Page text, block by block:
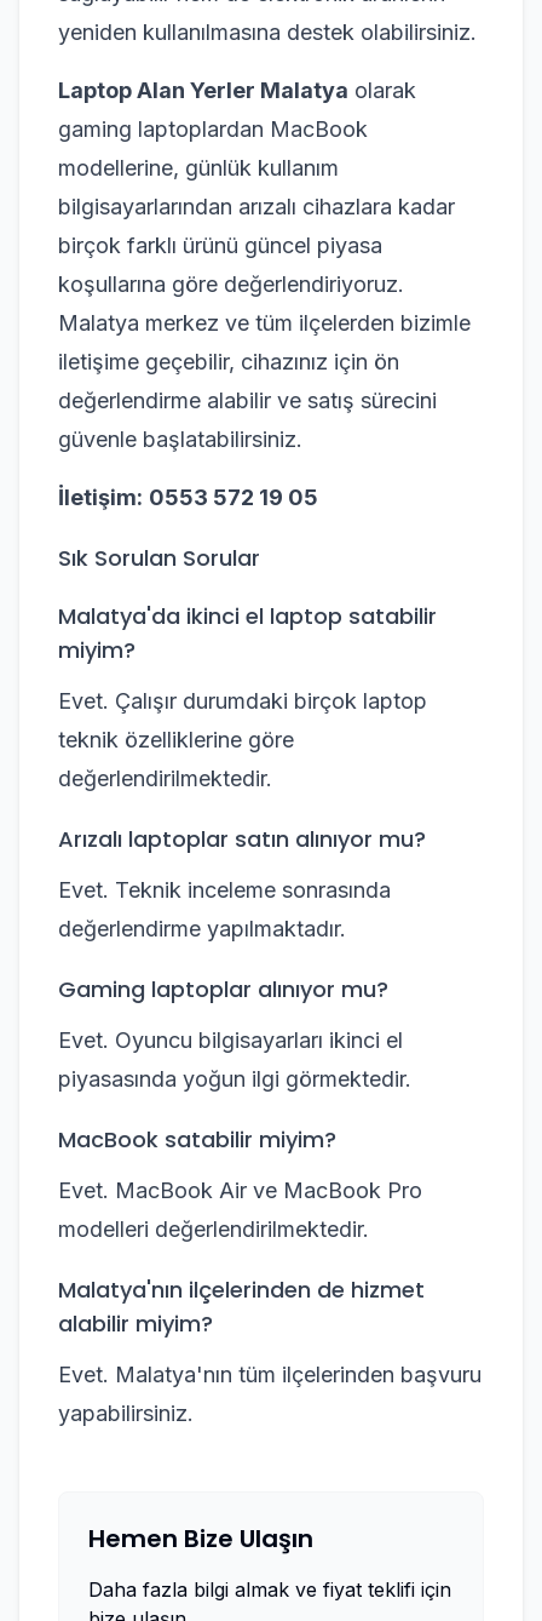
yeniden kullanılmasına destek olabilirsiniz.
Laptop Alan Yerler Malatya olarak
gaming laptoplardan MacBook
modellerine, günlük kullanım
bilgisayarlarından arızalı cihazlara kadar
birçok farklı ürünü güncel piyasa
koşullarına göre değerlendiriyoruz.
Malatya merkez ve tüm ilçelerden bizimle
iletişime geçebilir, cihazınız için ön
değerlendirme alabilir ve satış sürecini
güvenle başlatabilirsiniz.
İletişim: 0553 572 19 05
Sık Sorulan Sorular
Malatya'da ikinci el laptop satabilir
miyim?
Evet. Çalışır durumdaki birçok laptop
teknik özelliklerine göre
değerlendirilmektedir.
Arızalı laptoplar satın alınıyor mu?
Evet. Teknik inceleme sonrasında
değerlendirme yapılmaktadır.
Gaming laptoplar alınıyor mu?
Evet. Oyuncu bilgisayarları ikinci el
piyasasında yoğun ilgi görmektedir.
MacBook satabilir miyim?
Evet. MacBook Air ve MacBook Pro
modelleri değerlendirilmektedir.
Malatya'nın ilçelerinden de hizmet
alabilir miyim?
Evet. Malatya'nın tüm ilçelerinden başvuru
yapabilirsiniz.
Hemen Bize Ulaşın
Daha fazla bilgi almak ve fiyat teklifi için